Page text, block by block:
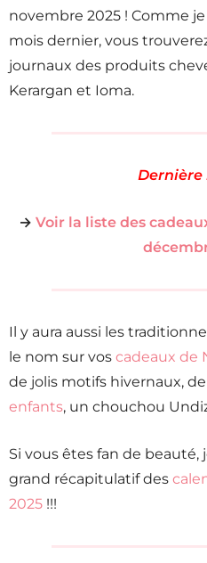
novembre 2025 ! Comme je
mois dernier, vous
journaux des produits
Kerargan et Ioma.
→ Voir la liste des
Il y aura aussi les
le nom sur vos cadeaux de
de jolis motifs hivernaux,
enfants, un chouchou
Si vous êtes fan de beauté,
grand récapitulatif des
2025 !!!